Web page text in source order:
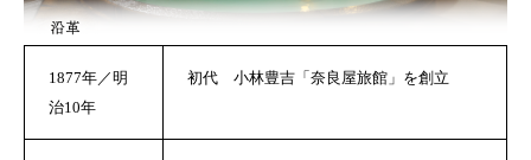
1877年／明
治10年
初代 小林豊吉「奈良屋旅館」を創立